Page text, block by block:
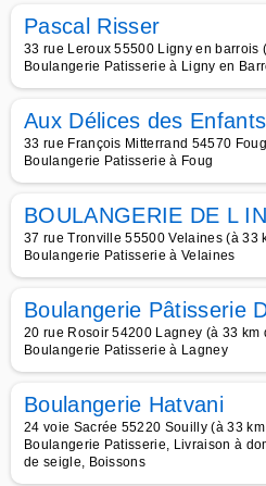
Pascal Risser
33 rue Leroux 55500 Ligny en barrois
Boulangerie Patisserie à Ligny en
Aux Délices des Enfants
33 rue François Mitterrand 54570
Boulangerie Patisserie à Foug
BOULANGERIE DE L
37 rue Tronville 55500 Velaines (à 33
Boulangerie Patisserie à Velaines
Boulangerie Pâtisserie
20 rue Rosoir 54200 Lagney (à 33 km
Boulangerie Patisserie à Lagney
Boulangerie Hatvani
24 voie Sacrée 55220 Souilly (à 33
Boulangerie Patisserie, Livraison à
de seigle, Boissons